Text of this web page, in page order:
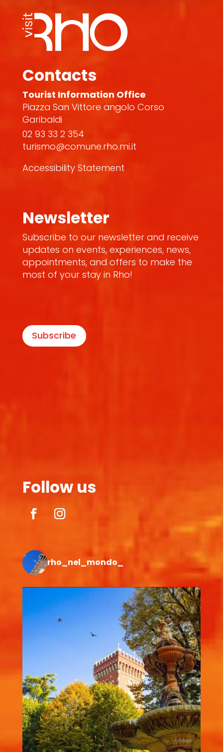
Contacts
Tourist Information Office
Piazza San Vittore angolo Corso
Garibaldi
02 93 33 2 354
turismo@comune.rho.mi.it
Accessibility Statement
Newsletter
Subscribe to our newsletter and receive
updates on events, experiences, news,
appointments, and offers to make the
most of your stay in Rho!
Subscribe
Follow us
rho_nel_mondo_